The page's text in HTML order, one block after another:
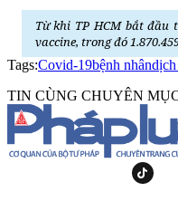
Từ khi TP HCM bắt đầu
vaccine, trong đó
Tags:Covid-19bệnh nhândịch
TIN CÙNG CHUYÊN